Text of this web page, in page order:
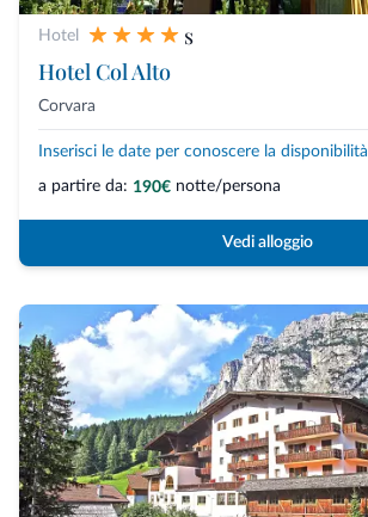
Hotel
s
Hotel Col Alto
Corvara
Inserisci le date per conoscere la disponibilità
a partire da: 190€ notte/persona
Vedi alloggio